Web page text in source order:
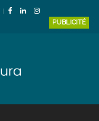
PUBLICITÉ